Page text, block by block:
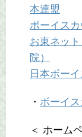
本連盟
ボーイス
お東ネッ
院）
日本ボー
・ ボーイス
＜ ホーム